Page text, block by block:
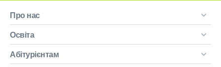
Про нас
Освіта
Абітурієнтам